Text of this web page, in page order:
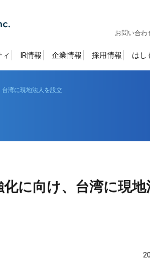
お問い合わ
IR情報 企業情報 採用情報 はし
湾に現地法人を設立
に向け、台湾に現地